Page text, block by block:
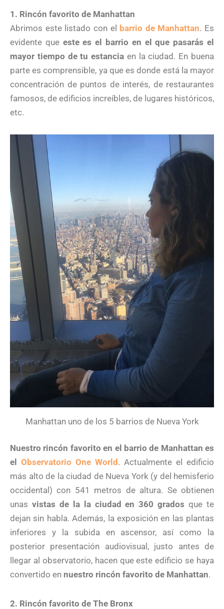
1. Rincón favorito de Manhattan
Abrimos este listado con el barrio de Manhattan. Es
evidente que este es el barrio en el que pasarás el
mayor tiempo de tu estancia en la ciudad. En buena
parte es comprensible, ya que es donde está la mayor
concentración de puntos de interés, de restaurantes
famosos, de edificios increíbles, de lugares históricos,
etc.
Manhattan uno de los 5 barrios de Nueva York
Nuestro rincón favorito en el barrio de Manhattan es
el Observatorio One World . Actualmente el edificio
más alto de la ciudad de Nueva York (y del hemisferio
occidental) con 541 metros de altura. Se obtienen
unas vistas de la la ciudad en 360 grados que te
dejan sin habla. Además, la exposición en las plantas
inferiores y la subida en ascensor, así como la
posterior presentación audiovisual, justo antes de
llegar al observatorio, hacen que este edificio se haya
convertido en nuestro rincón favorito de Manhattan.
2. Rincón favorito de The Bronx